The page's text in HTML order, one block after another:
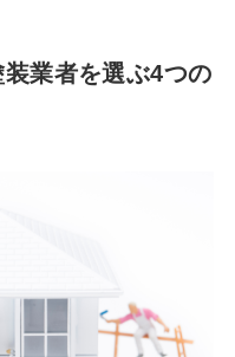
業者を選ぶ4つの